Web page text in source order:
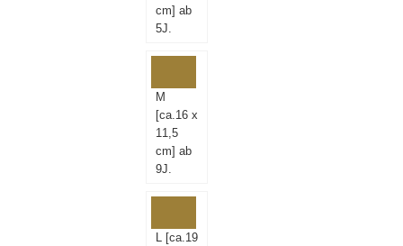
cm] ab
5J.
M
[ca.16 x
11,5
cm] ab
9J.
L [ca.19